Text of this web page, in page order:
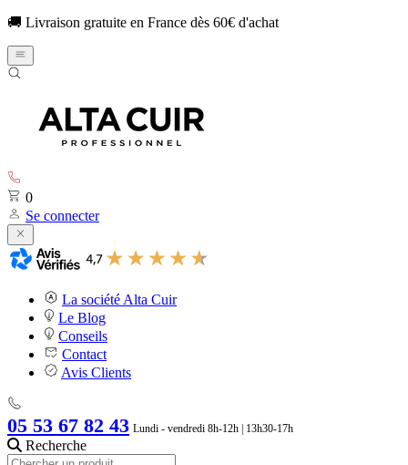
🚚 Livraison gratuite en France dès 60€ d'achat
0
Se connecter
La société Alta Cuir
Le Blog
Conseils
Contact
Avis Clients
05 53 67 82 43 Lundi - vendredi 8h-12h | 13h30-17h
Recherche